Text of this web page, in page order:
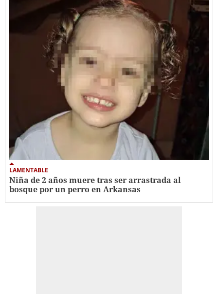
LAMENTABLE
Niña de 2 años muere tras ser arrastrada al
bosque por un perro en Arkansas